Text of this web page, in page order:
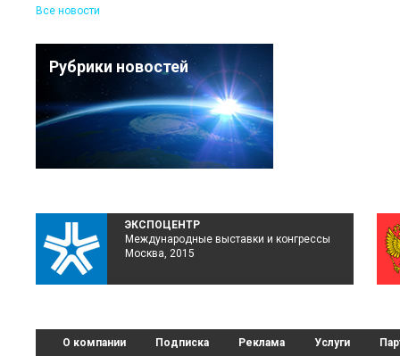
Все новости
Рубрики новостей
ЭКСПОЦЕНТР
Международные выставки и конгрессы
Москва, 2015
О компании Подписка Реклама Услуги